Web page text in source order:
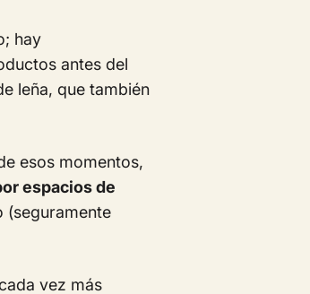
hay
antes del
leña, que también
esos momentos,
espacios de
(seguramente
vez más